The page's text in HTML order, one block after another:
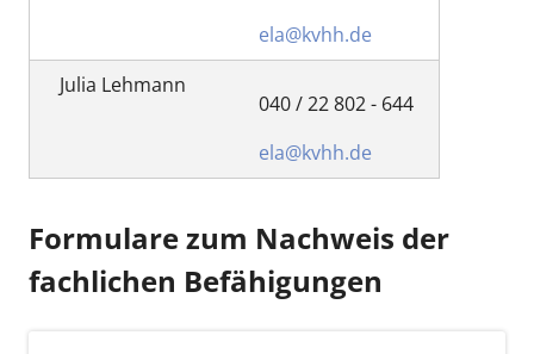
ela@kvhh.de
Julia Lehmann
040 / 22 802 - 644
ela@kvhh.de
Formulare zum Nachweis der
fachlichen Befähigungen